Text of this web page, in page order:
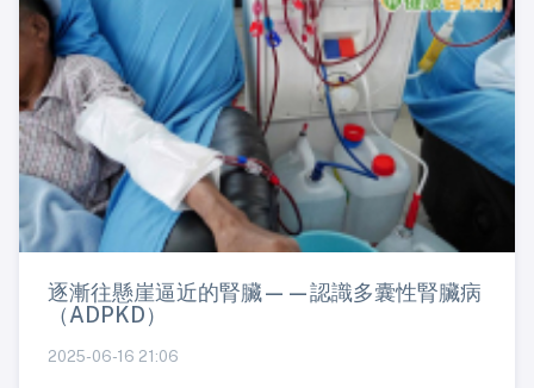
逐漸往懸崖逼近的腎臟——認識多囊性腎臟病
（ADPKD）
2025-06-16 21:06